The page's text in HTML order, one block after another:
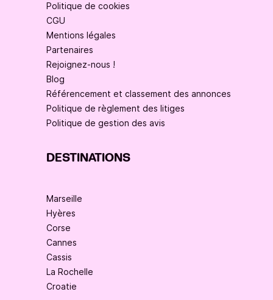
Politique de cookies
CGU
Mentions légales
Partenaires
Rejoignez-nous !
Blog
Référencement et classement des annonces
Politique de règlement des litiges
Politique de gestion des avis
DESTINATIONS
Marseille
Hyères
Corse
Cannes
Cassis
La Rochelle
Croatie